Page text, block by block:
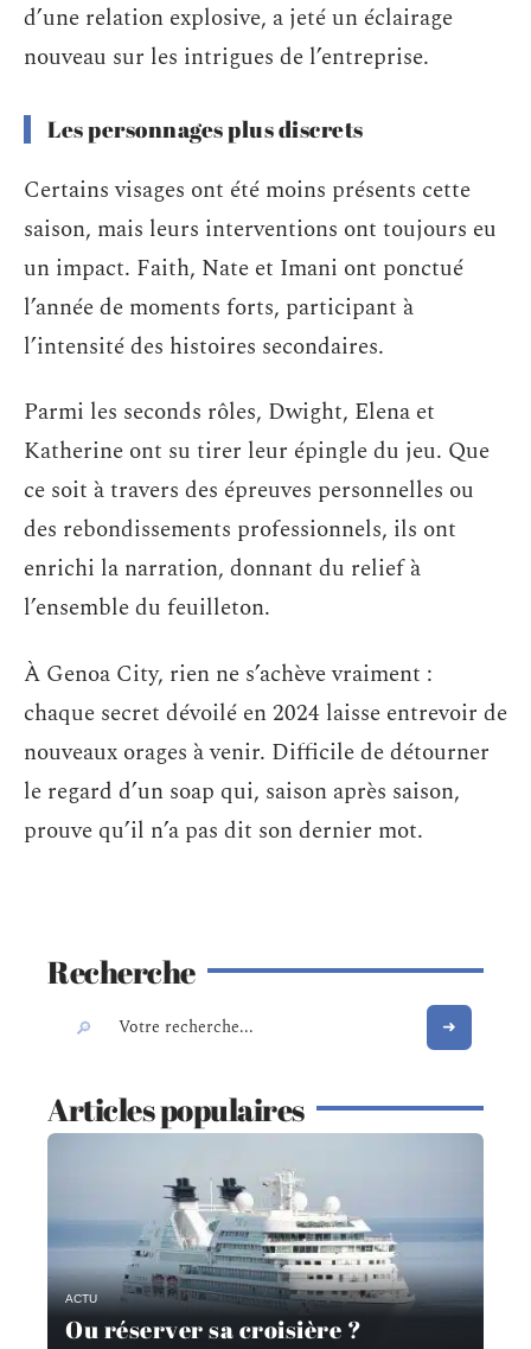
d’une relation explosive, a jeté un éclairage
nouveau sur les intrigues de l’entreprise.
Les personnages plus discrets
Certains visages ont été moins présents cette
saison, mais leurs interventions ont toujours eu
un impact. Faith, Nate et Imani ont ponctué
l’année de moments forts, participant à
l’intensité des histoires secondaires.
Parmi les seconds rôles, Dwight, Elena et
Katherine ont su tirer leur épingle du jeu. Que
ce soit à travers des épreuves personnelles ou
des rebondissements professionnels, ils ont
enrichi la narration, donnant du relief à
l’ensemble du feuilleton.
À Genoa City, rien ne s’achève vraiment :
chaque secret dévoilé en 2024 laisse entrevoir de
nouveaux orages à venir. Difficile de détourner
le regard d’un soap qui, saison après saison,
prouve qu’il n’a pas dit son dernier mot.
Recherche
Articles populaires
ACTU
Ou réserver sa croisière ?